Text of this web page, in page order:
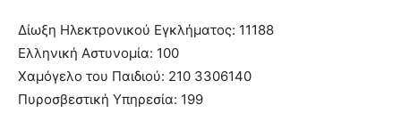
Δίωξη Ηλεκτρονικού Εγκλήματος: 11188
Ελληνική Αστυνομία: 100
Χαμόγελο του Παιδιού: 210 3306140
Πυροσβεστική Υπηρεσία: 199